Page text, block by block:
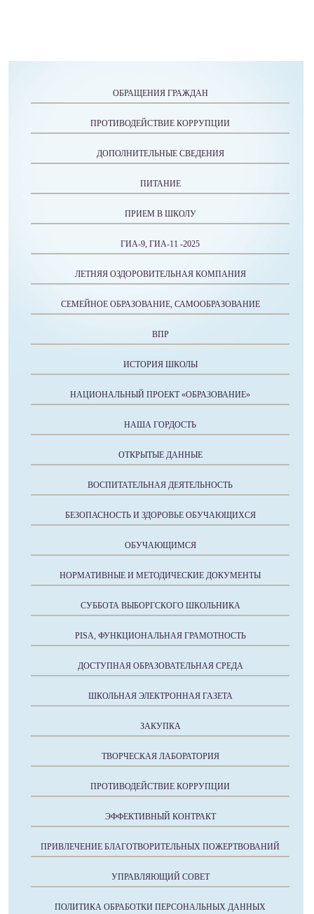
ОБРАЩЕНИЯ ГРАЖДАН
ПРОТИВОДЕЙСТВИЕ КОРРУПЦИИ
ДОПОЛНИТЕЛЬНЫЕ СВЕДЕНИЯ
ПИТАНИЕ
ПРИЕМ В ШКОЛУ
ГИА-9, ГИА-11 -2025
ЛЕТНЯЯ ОЗДОРОВИТЕЛЬНАЯ КОМПАНИЯ
СЕМЕЙНОЕ ОБРАЗОВАНИЕ, САМООБРАЗОВАНИЕ
ВПР
ИСТОРИЯ ШКОЛЫ
НАЦИОНАЛЬНЫЙ ПРОЕКТ «ОБРАЗОВАНИЕ»
НАША ГОРДОСТЬ
ОТКРЫТЫЕ ДАННЫЕ
ВОСПИТАТЕЛЬНАЯ ДЕЯТЕЛЬНОСТЬ
БЕЗОПАСНОСТЬ И ЗДОРОВЬЕ ОБУЧАЮЩИХСЯ
ОБУЧАЮЩИМСЯ
НОРМАТИВНЫЕ И МЕТОДИЧЕСКИЕ ДОКУМЕНТЫ
СУББОТА ВЫБОРГСКОГО ШКОЛЬНИКА
PISA, ФУНКЦИОНАЛЬНАЯ ГРАМОТНОСТЬ
ДОСТУПНАЯ ОБРАЗОВАТЕЛЬНАЯ СРЕДА
ШКОЛЬНАЯ ЭЛЕКТРОННАЯ ГАЗЕТА
ЗАКУПКА
ТВОРЧЕСКАЯ ЛАБОРАТОРИЯ
ПРОТИВОДЕЙСТВИЕ КОРРУПЦИИ
ЭФФЕКТИВНЫЙ КОНТРАКТ
ПРИВЛЕЧЕНИЕ БЛАГОТВОРИТЕЛЬНЫХ ПОЖЕРТВОВАНИЙ
УПРАВЛЯЮЩИЙ СОВЕТ
ПОЛИТИКА ОБРАБОТКИ ПЕРСОНАЛЬНЫХ ДАННЫХ